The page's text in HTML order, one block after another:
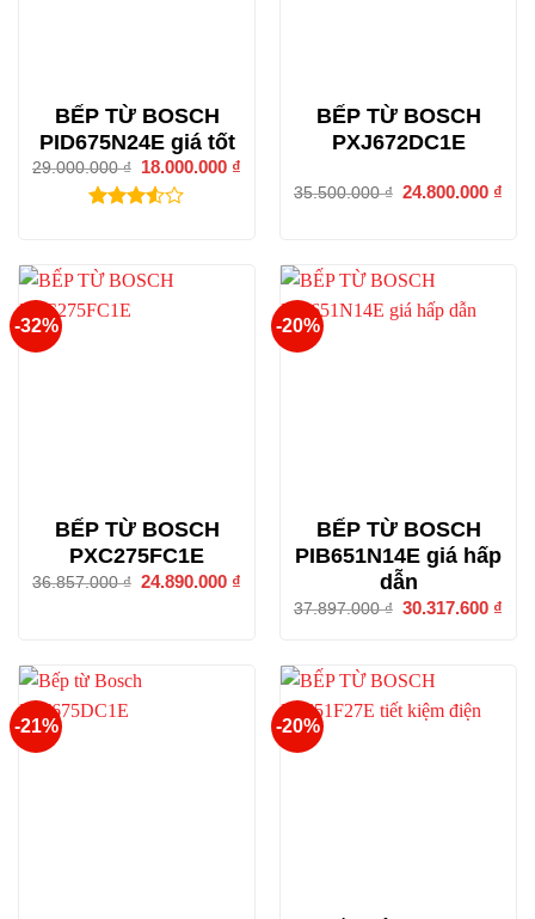
BẾP TỪ BOSCH
PID675N24E giá tốt
29.000.000₫
Giá
gốc
là:
18.000.000 ₫
BẾP TỪ BOSCH
PXJ672DC1E
35.500.000₫ Giá
24.800.000 ₫
-32%
BẾP TỪ BOSCH
PXC275FC1E
36.857.000₫ Giá
24.890.000 ₫
-20%
BẾP TỪ BOSCH
PIB651N14E giá hấp
dẫn
37.897.000₫ Giá
30.317.600 ₫
-21% -20%